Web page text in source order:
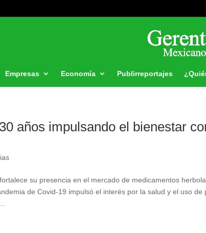
Empresas Economía Publirreportajes
años impulsando el bienestar
su presencia en el mercado de medicamentos
de Covid-19 impulsó el interés por la salud y el uso